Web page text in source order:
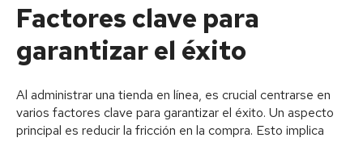
Factores clave para
garantizar el éxito
Al administrar una tienda en línea, es crucial centrarse en
varios factores clave para garantizar el éxito. Un aspecto
principal es reducir la fricción en la compra. Esto implica